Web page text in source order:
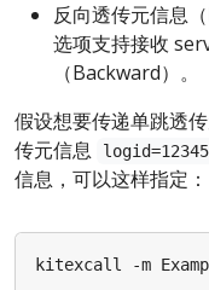
反向透传元信息
选项支持接收
（Backward）。
假设想要传递单跳透
传元信息
logid=12345
信息，可以这样指定：
kitexcall -m